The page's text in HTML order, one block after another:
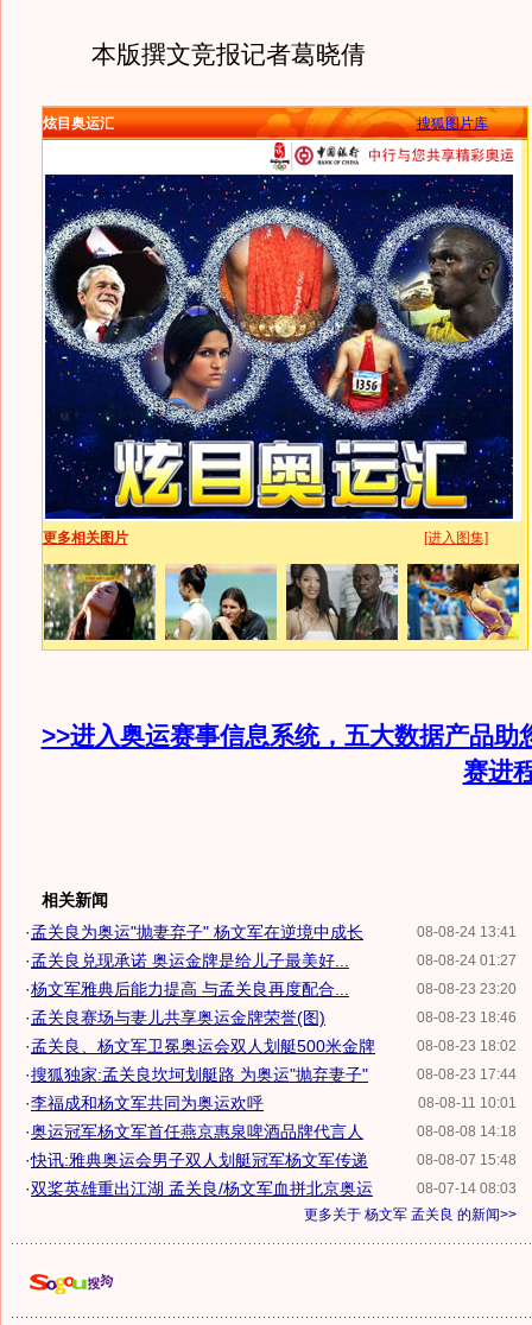
本版撰文竞报记者葛晓倩
炫目奥运汇 搜狐图片库
更多相关图片 [进入图集]
>>进入奥运赛事信息系统，五大数据产品助
赛进
相关新闻
08-08-24 13:41
·孟关良为奥运"抛妻弃子" 杨文军在逆境中成长
08-08-24 01:27
·孟关良兑现承诺 奥运金牌是给儿子最美好...
08-08-23 23:20
·杨文军雅典后能力提高 与孟关良再度配合...
08-08-23 18:46
·孟关良赛场与妻儿共享奥运金牌荣誉(图)
08-08-23 18:02
·孟关良、杨文军卫冕奥运会双人划艇500米金牌
08-08-23 17:44
·搜狐独家:孟关良坎坷划艇路 为奥运"抛弃妻子"
08-08-11 10:01
·李福成和杨文军共同为奥运欢呼
08-08-08 14:18
·奥运冠军杨文军首任燕京惠泉啤酒品牌代言人
08-08-07 15:48
·快讯:雅典奥运会男子双人划艇冠军杨文军传递
08-07-14 08:03
·双桨英雄重出江湖 孟关良/杨文军血拼北京奥运
更多关于 杨文军 孟关良 的新闻>>